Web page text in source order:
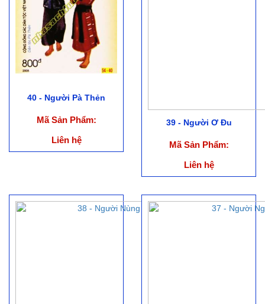
40 - Người Pà Thẻn
Mã Sản Phẩm:
Liên hệ
39 - Người Ơ Đu
Mã Sản Phẩm:
Liên hệ